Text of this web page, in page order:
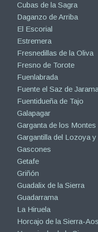
Cubas de la Sagra
Daganzo de Arriba
El Escorial
Estremera
Fresnedillas de la Oliva
Fresno de Torote
Fuenlabrada
Fuente el Saz de
Fuentidueña de Tajo
Galapagar
Garganta de los Montes
Gargantilla del Lozoya
Gascones
Getafe
Griñón
Guadalix de la Sierra
Guadarrama
La Hiruela
Horcajo de la Sierra-